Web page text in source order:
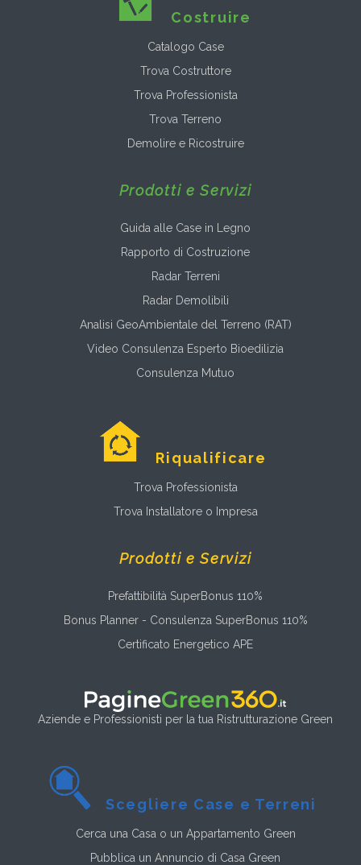
Costruire
Catalogo Case
Trova Costruttore
Trova Professionista
Trova Terreno
Demolire e Ricostruire
Prodotti e Servizi
Guida alle Case in Legno
Rapporto di Costruzione
Radar Terreni
Radar Demolibili
Analisi GeoAmbientale del Terreno (RAT)
Video Consulenza Esperto Bioedilizia
Consulenza Mutuo
Riqualificare
Trova Professionista
Trova Installatore o Impresa
Prodotti e Servizi
Prefattibilità SuperBonus 110%
Bonus Planner - Consulenza SuperBonus 110%
Certificato Energetico APE
Aziende e Professionisti per la tua Ristrutturazione Green
Scegliere Case e Terreni
Cerca una Casa o un Appartamento Green
Pubblica un Annuncio di Casa Green